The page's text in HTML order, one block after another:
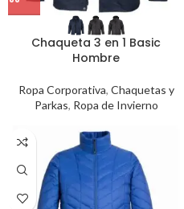
Chaqueta 3 en 1 Basic
Hombre
Ropa Corporativa, Chaquetas y
Parkas, Ropa de Invierno